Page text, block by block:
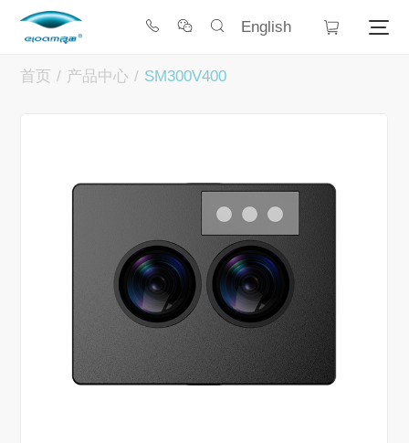
English
首页 / 产品中心 / SM300V400